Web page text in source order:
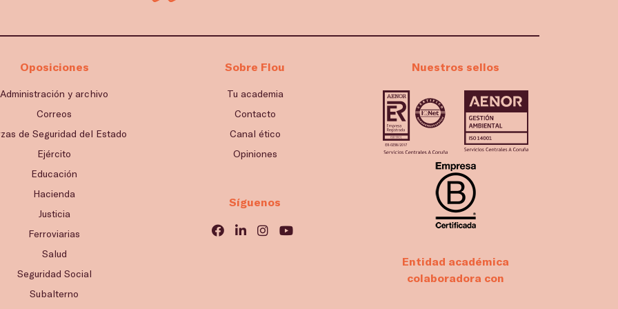
Oposiciones
Administración y archivo
Correos
de Seguridad del Estado
Ejército
Educación
Hacienda
Justicia
Ferroviarias
Salud
Seguridad Social
Subalterno
Sobre Flou
Tu academia
Contacto
Canal ético
Opiniones
Síguenos
Nuestros sellos
Entidad académica
colaboradora con